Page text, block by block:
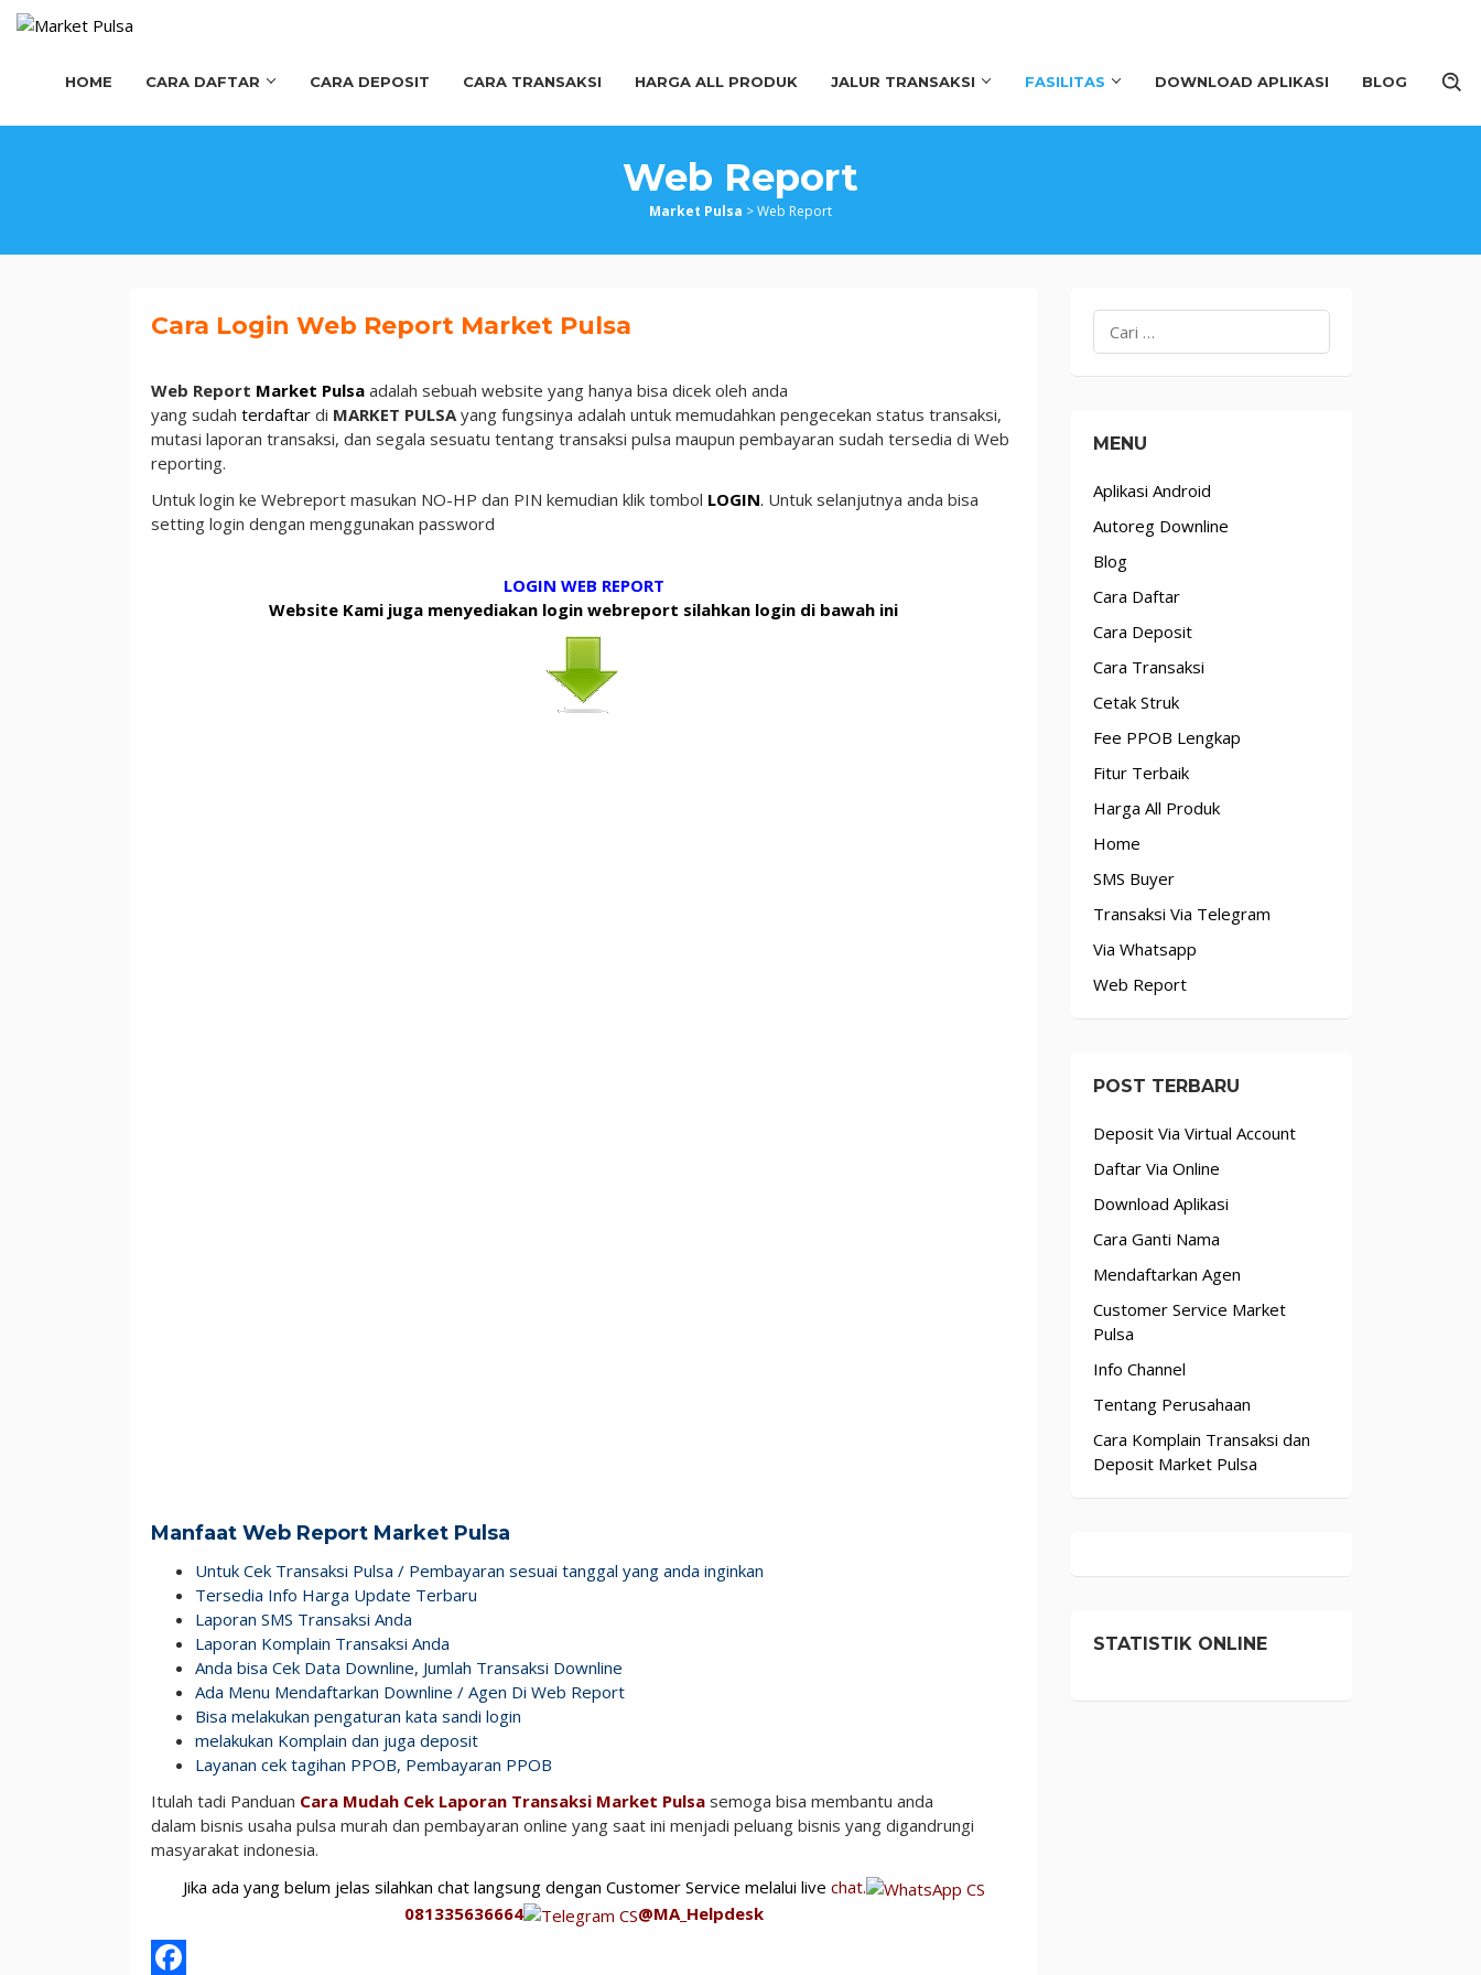
Loncat
HOME CARA DAFTAR CARA DEPOSIT CARA TRANSAKSI HARGA ALL PRODUK JALUR TRANSAKSI FASILITAS DOWNLOAD APLIKASI BLOG
Web Report
Market Pulsa >Web Report
Web
Cara Login Web Report Market Pulsa
Web Report Market Pulsa adalah sebuah website yang hanya bisa dicek oleh anda
yang sudah terdaftar di MARKET PULSA yang fungsinya adalah untuk memudahkan pengecekan status transaksi,
mutasi laporan transaksi, dan segala sesuatu tentang transaksi pulsa maupun pembayaran sudah tersedia di Web
reporting.
Untuk login ke Webreport masukan NO-HP dan PIN kemudian klik tombol LOGIN. Untuk selanjutnya anda bisa
setting login dengan menggunakan password
LOGIN WEB REPORT
Website Kami juga menyediakan login webreport silahkan login di bawah ini
Manfaat Web Report Market Pulsa
Untuk Cek Transaksi Pulsa / Pembayaran sesuai tanggal yang anda inginkan
Tersedia Info Harga Update Terbaru
Laporan SMS Transaksi Anda
Laporan Komplain Transaksi Anda
Anda bisa Cek Data Downline, Jumlah Transaksi Downline
Ada Menu Mendaftarkan Downline / Agen Di Web Report
Bisa melakukan pengaturan kata sandi login
melakukan Komplain dan juga deposit
Layanan cek tagihan PPOB, Pembayaran PPOB
Itulah tadi Panduan Cara Mudah Cek Laporan Transaksi Market Pulsa semoga bisa membantu anda
dalam bisnis usaha pulsa murah dan pembayaran online yang saat ini menjadi peluang bisnis yang digandrungi
masyarakat indonesia.
Jika ada yang belum jelas silahkan chat langsung dengan Customer Service melalui live chat.
081335636664
@MA_Helpdesk
Cari
untuk:
MENU
Aplikasi Android
Autoreg Downline
Blog
Cara Daftar
Cara Deposit
Cara Transaksi
Cetak Struk
Fee PPOB Lengkap
Fitur Terbaik
Harga All Produk
Home
SMS Buyer
Transaksi Via Telegram
Via Whatsapp
Web Report
POST TERBARU
Deposit Via Virtual Account
Daftar Via Online
Download Aplikasi
Cara Ganti Nama
Mendaftarkan Agen
Customer Service Market
Pulsa
Info Channel
Tentang Perusahaan
Cara Komplain Transaksi dan
Deposit Market Pulsa
STATISTIK ONLINE